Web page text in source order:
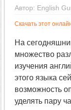
Автор: English
Скачать этот
На
множество
изучения
этого языка
возможность
уделять пару